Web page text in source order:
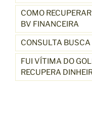
COMO
BV FINANCEIRA
CONSULTA BUSCA
FUI VÍTIMA DO
RECUPERA